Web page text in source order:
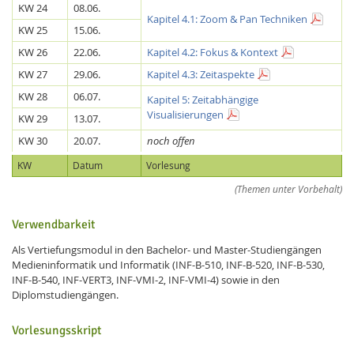
(Themen unter Vorbehalt)
KW Datum Vorlesung
KW 24
08.06.
Kapitel 4.1: Zoom & Pan Techniken
KW 25
15.06.
KW 26
22.06.
Kapitel 4.2: Fokus & Kontext
KW 27
29.06.
Kapitel 4.3: Zeitaspekte
KW 28
06.07.
Kapitel 5: Zeitabhängige
Visualisierungen
KW 29
13.07.
KW 30
20.07. noch offen
Verwendbarkeit
Als Vertiefungsmodul in den Bachelor- und Master-Studiengängen
Medieninformatik und Informatik (INF-B-510, INF-B-520, INF-B-530,
INF-B-540, INF-VERT3, INF-VMI-2, INF-VMI-4) sowie in den
Diplomstudiengängen.
Vorlesungsskript